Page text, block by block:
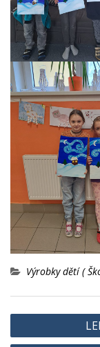
Výrobky dětí (
Navigace
pro